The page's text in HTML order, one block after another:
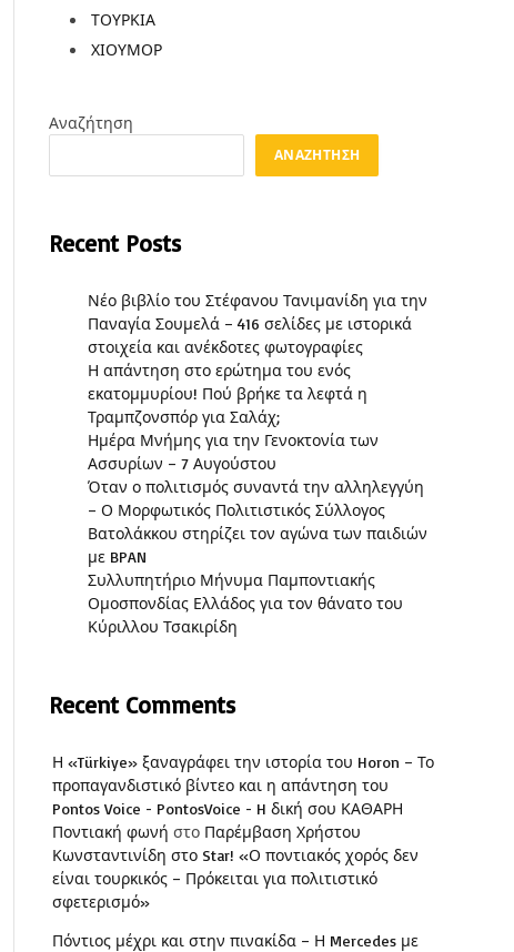
ΤΟΥΡΚΙΑ
ΧΙΟΥΜΟΡ
Αναζήτηση
ΑΝΑΖΉΤΗΣΗ
Recent Posts
Νέο βιβλίο του Στέφανου Τανιμανίδη για την
Παναγία Σουμελά – 416 σελίδες με ιστορικά
στοιχεία και ανέκδοτες φωτογραφίες
Η απάντηση στο ερώτημα του ενός
εκατομμυρίου! Πού βρήκε τα λεφτά η
Τραμπζονσπόρ για Σαλάχ;
Ημέρα Μνήμης για την Γενοκτονία των
Ασσυρίων – 7 Αυγούστου
Όταν ο πολιτισμός συναντά την αλληλεγγύη
– Ο Μορφωτικός Πολιτιστικός Σύλλογος
Βατολάκκου στηρίζει τον αγώνα των παιδιών
με BPAN
Συλλυπητήριο Μήνυμα Παμποντιακής
Ομοσπονδίας Ελλάδος για τον θάνατο του
Κύριλλου Τσακιρίδη
Recent Comments
Η «Türkiye» ξαναγράφει την ιστορία του Horon – Το
προπαγανδιστικό βίντεο και η απάντηση του
Pontos Voice - PontosVoice - H δική σου ΚΑΘΑΡΗ
Ποντιακή φωνή στο Παρέμβαση Χρήστου
Κωνσταντινίδη στο Star! «Ο ποντιακός χορός δεν
είναι τουρκικός – Πρόκειται για πολιτιστικό
σφετερισμό»
Πόντιος μέχρι και στην πινακίδα – Η Mercedes με